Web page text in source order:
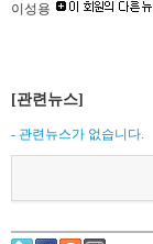
이성용
[관련뉴스]
- 관련뉴스가 없습니다.